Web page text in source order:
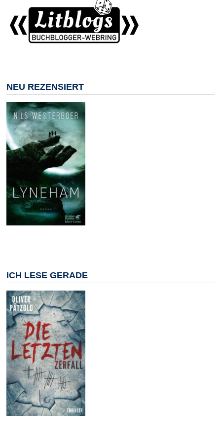
NEU REZENSIERT
ICH LESE GERADE